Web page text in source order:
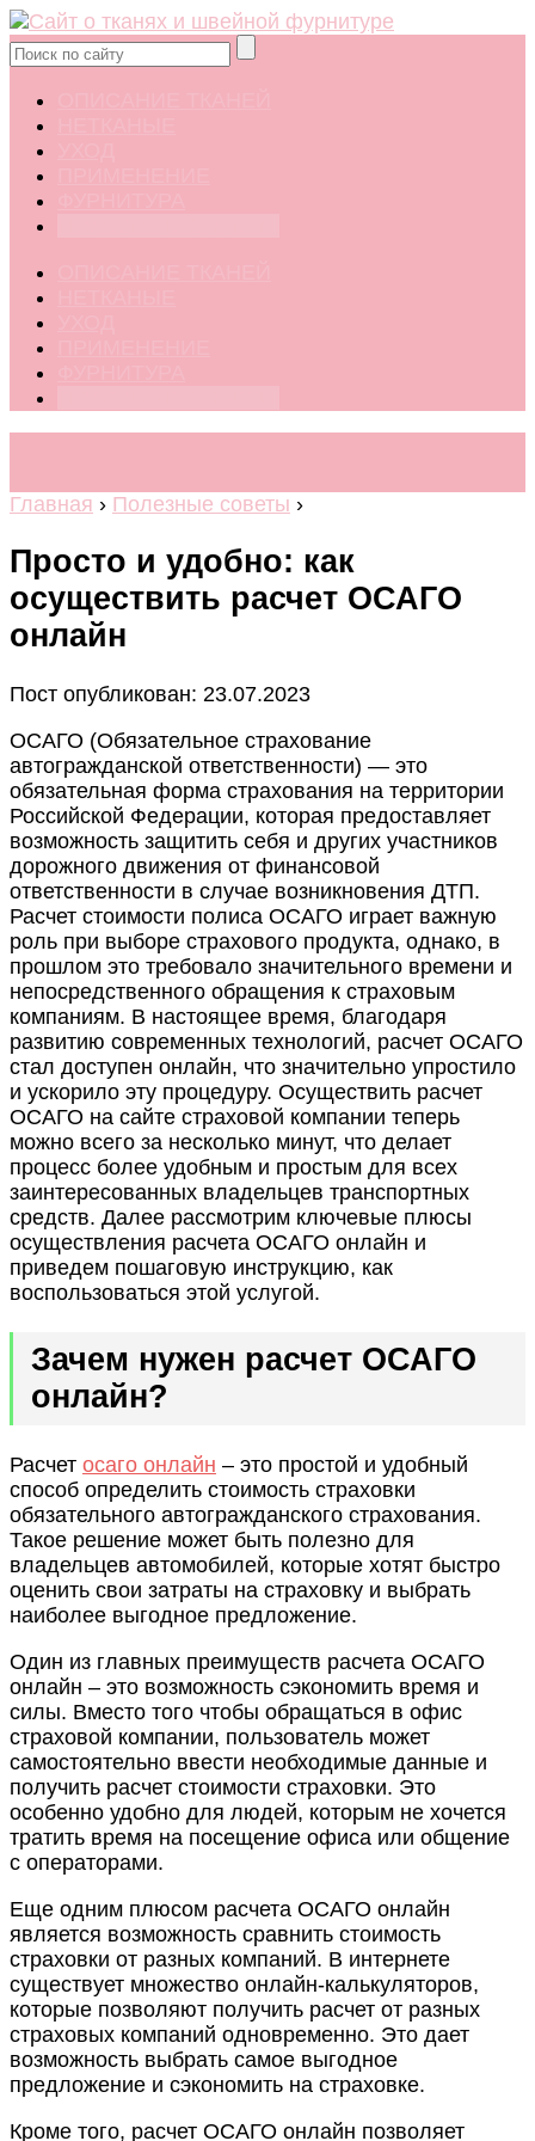
Главная › Полезные советы ›
Просто и удобно: как
осуществить расчет ОСАГО
онлайн
Пост опубликован: 23.07.2023
ОСАГО (Обязательное страхование
автогражданской ответственности) — это
обязательная форма страхования на территории
Российской Федерации, которая предоставляет
возможность защитить себя и других участников
дорожного движения от финансовой
ответственности в случае возникновения ДТП.
Расчет стоимости полиса ОСАГО играет важную
роль при выборе страхового продукта, однако, в
прошлом это требовало значительного времени и
непосредственного обращения к страховым
компаниям. В настоящее время, благодаря
развитию современных технологий, расчет ОСАГО
стал доступен онлайн, что значительно упростило
и ускорило эту процедуру. Осуществить расчет
ОСАГО на сайте страховой компании теперь
можно всего за несколько минут, что делает
процесс более удобным и простым для всех
заинтересованных владельцев транспортных
средств. Далее рассмотрим ключевые плюсы
осуществления расчета ОСАГО онлайн и
приведем пошаговую инструкцию, как
воспользоваться этой услугой.
Зачем нужен расчет ОСАГО
онлайн?
Расчет осаго онлайн – это простой и удобный
способ определить стоимость страховки
обязательного автогражданского страхования.
Такое решение может быть полезно для
владельцев автомобилей, которые хотят быстро
оценить свои затраты на страховку и выбрать
наиболее выгодное предложение.
Один из главных преимуществ расчета ОСАГО
онлайн – это возможность сэкономить время и
силы. Вместо того чтобы обращаться в офис
страховой компании, пользователь может
самостоятельно ввести необходимые данные и
получить расчет стоимости страховки. Это
особенно удобно для людей, которым не хочется
тратить время на посещение офиса или общение
с операторами.
Еще одним плюсом расчета ОСАГО онлайн
является возможность сравнить стоимость
страховки от разных компаний. В интернете
существует множество онлайн-калькуляторов,
которые позволяют получить расчет от разных
страховых компаний одновременно. Это дает
возможность выбрать самое выгодное
предложение и сэкономить на страховке.
Кроме того, расчет ОСАГО онлайн позволяет